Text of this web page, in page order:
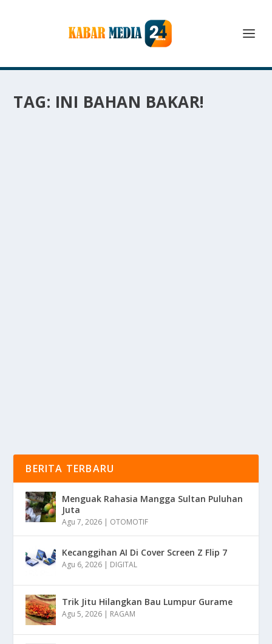
TAG: INI BAHAN BAKAR!
BERITA TERBARU
Menguak Rahasia Mangga Sultan Puluhan
Juta
Agu 7, 2026 | OTOMOTIF
Kecanggihan AI Di Cover Screen Z Flip 7
Agu 6, 2026 | DIGITAL
Trik Jitu Hilangkan Bau Lumpur Gurame
Agu 5, 2026 | RAGAM